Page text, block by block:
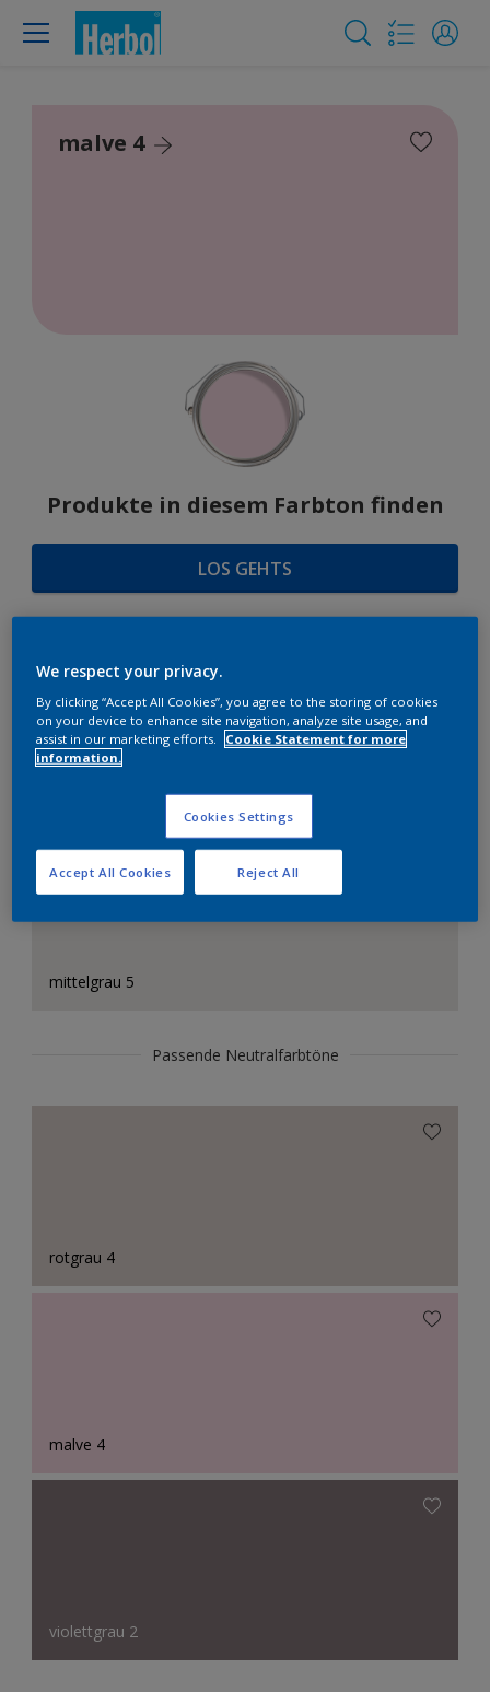
malve 4
Produkte in diesem Farbton finden
LOS GEHTS
FARBAUSWAHL
mittelgrau 5
Passende Neutralfarbtöne
rotgrau 4
malve 4
violettgrau 2
We respect your privacy.
By clicking “Accept All Cookies”, you agree to the storing of cookies
on your device to enhance site navigation, analyze site usage, and
assist in our marketing efforts.
Cookie Statement for more
information.
Cookies Settings
Reject All
Accept All Cookies